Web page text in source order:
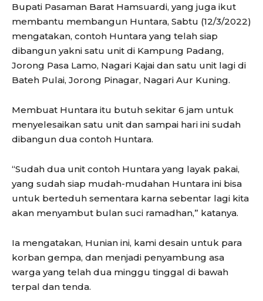
Bupati Pasaman Barat Hamsuardi, yang juga ikut
membantu membangun Huntara, Sabtu (12/3/2022)
mengatakan, contoh Huntara yang telah siap
dibangun yakni satu unit di Kampung Padang,
Jorong Pasa Lamo, Nagari Kajai dan satu unit lagi di
Bateh Pulai, Jorong Pinagar, Nagari Aur Kuning.
Membuat Huntara itu butuh sekitar 6 jam untuk
menyelesaikan satu unit dan sampai hari ini sudah
dibangun dua contoh Huntara.
“Sudah dua unit contoh Huntara yang layak pakai,
yang sudah siap mudah-mudahan Huntara ini bisa
untuk berteduh sementara karna sebentar lagi kita
akan menyambut bulan suci ramadhan,” katanya.
Ia mengatakan, Hunian ini, kami desain untuk para
korban gempa, dan menjadi penyambung asa
warga yang telah dua minggu tinggal di bawah
terpal dan tenda.